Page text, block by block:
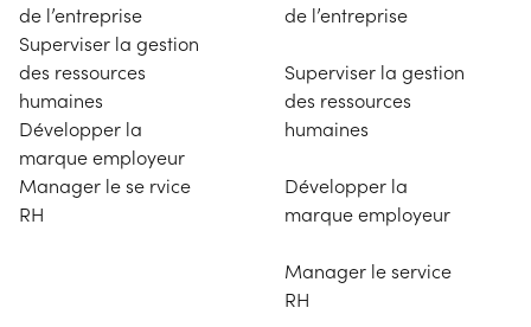
de l’entreprise
Superviser la gestion
des ressources
humaines
Développer la
marque employeur
Manager le se rvice
RH
de l’entreprise
Superviser la gestion
des ressources
humaines
Développer la
marque employeur
Manager le service
RH